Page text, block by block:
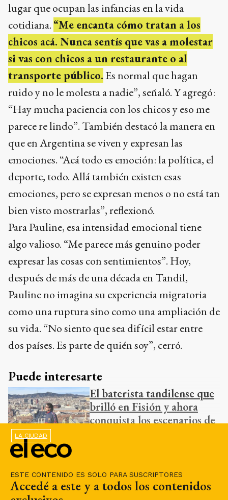
ESTE CONTENIDO ES SOLO PARA SUSCRIPTORES
Accedé a este y a todos los contenidos
lugar que ocupan las infancias en la vida
cotidiana. “Me encanta cómo tratan a los
chicos acá. Nunca sentís que vas a molestar
si vas con chicos a un restaurante o al
transporte público.Es normal que hagan
ruido y no le molesta a nadie”, señaló. Y agregó:
“Hay mucha paciencia con los chicos y eso me
parece re lindo”. También destacó la manera en
que en Argentina se viven y expresan las
emociones. “Acá todo es emoción: la política, el
deporte, todo. Allá también existen esas
emociones, pero se expresan menos o no está tan
bien visto mostrarlas”, reflexionó.
Para Pauline, esa intensidad emocional tiene
algo valioso. “Me parece más genuino poder
expresar las cosas con sentimientos”. Hoy,
después de más de una década en Tandil,
Pauline no imagina su experiencia migratoria
como una ruptura sino como una ampliación de
su vida. “No siento que sea difícil estar entre
dos países. Es parte de quién soy”, cerró.
Puede interesarte
LA CIUDAD
El baterista tandilense que
brilló en Fisión y ahora
conquista los escenarios de